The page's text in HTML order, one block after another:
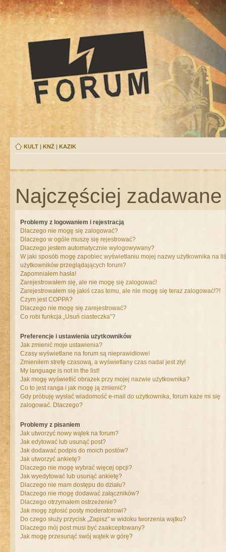
KULT | KNŻ | KAZIK
Najczęściej
Problemy z logowaniem i rejestracją
Dlaczego nie mogę się zalogować?
Dlaczego w ogóle muszę się rejestrować?
Dlaczego jestem automatycznie wylogowywany?
W jaki sposób mogę zapobiec wyświetlaniu mojej nazwy użytkownika na
użytkowników przeglądających forum?
Zapomniałem hasła!
Zarejestrowałem się, ale nie mogę się zalogować!
Zarejestrowałem się jakiś czas temu, ale nie mogę się teraz zalogować!?!
Czym jest COPPA?
Dlaczego nie mogę się zarejestrować?
Co robi funkcja „Usuń ciasteczka”?
Preferencje i ustawienia użytkowników
Jak zmienić moje ustawienia?
Czasy wyświetlane na forum są nieprawidłowe!
Zmieniłem strefę czasową, a wyświetlany czas nadal jest zły!
My language is not in the list!
Jak mogę wyświetlić obrazek przy mojej nazwie użytkownika?
Co to jest ranga i jak mogę ją zmienić?
Gdy próbuję wysłać wiadomość e-mail do użytkownika, forum każe mi się
zalogować. Dlaczego?
Problemy z pisaniem
Jak utworzyć nowy wątek na forum?
Jak edytować lub usunąć post?
Jak dodawać podpis do moich postów?
Jak utworzyć ankietę?
Dlaczego nie mogę wybrać więcej opcji?
Jak wyedytować lub usunąć ankietę?
Dlaczego nie mam dostępu do działu?
Dlaczego nie mogę dodawać załączników?
Dlaczego otrzymałem ostrzeżenie?
Jak mogę zgłosić posty moderatorowi?
Do czego służy przycisk „Zapisz” w widoku tworzenia wątku?
Dlaczego mój post musi być zaakceptowany?
Jak mogę przesunąć swój wątek w górę?